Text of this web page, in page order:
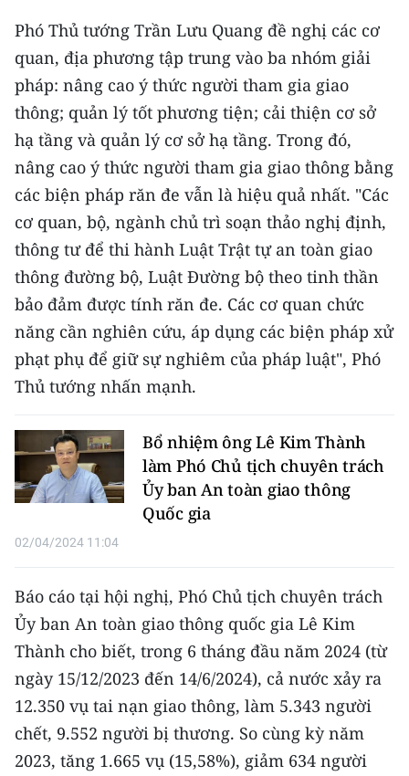
TIN ĐỊA PHƯƠNG
Trung du và miền núi phía Bắc
Đồng bằng sông Hồng
Bắc Trung Bộ
Duyên hải Nam Trung Bộ và Tây
Nguyên
Đông Nam Bộ
Đồng bằng sông Cửu Long
Chuyên trang Hà Nội
Chuyên trang TP. Hồ Chí Minh
CÁC CHUYÊN TRANG
VỀ BÁO NHÂN DÂN
THỜI NAY
NHÂN DÂN CUỐI TUẦN
NHÂN DÂN HẰNG THÁNG
MUA BÁO
ĐỌC BÁO IN
Phó Thủ tướng Trần Lưu Quang đề nghị các cơ
quan, địa phương tập trung vào ba nhóm giải
pháp: nâng cao ý thức người tham gia giao
thông; quản lý tốt phương tiện; cải thiện cơ sở
hạ tầng và quản lý cơ sở hạ tầng. Trong đó,
nâng cao ý thức người tham gia giao thông bằng
các biện pháp răn đe vẫn là hiệu quả nhất. "Các
cơ quan, bộ, ngành chủ trì soạn thảo nghị định,
thông tư để thi hành Luật Trật tự an toàn giao
thông đường bộ, Luật Đường bộ theo tinh thần
bảo đảm được tính răn đe. Các cơ quan chức
năng cần nghiên cứu, áp dụng các biện pháp xử
phạt phụ để giữ sự nghiêm của pháp luật", Phó
Thủ tướng nhấn mạnh.
Bổ nhiệm ông Lê Kim Thành
làm Phó Chủ tịch chuyên trách
Ủy ban An toàn giao thông
Quốc gia
02/04/2024 11:04
Báo cáo tại hội nghị, Phó Chủ tịch chuyên trách
Ủy ban An toàn giao thông quốc gia Lê Kim
Thành cho biết, trong 6 tháng đầu năm 2024 (từ
ngày 15/12/2023 đến 14/6/2024), cả nước xảy ra
12.350 vụ tai nạn giao thông, làm 5.343 người
chết, 9.552 người bị thương. So cùng kỳ năm
2023, tăng 1.665 vụ (15,58%), giảm 634 người